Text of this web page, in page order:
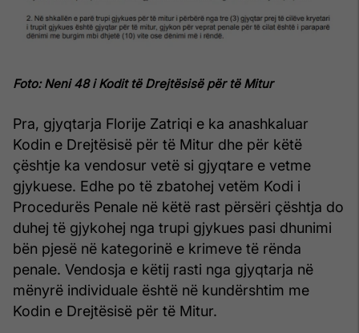
Foto: Neni 48 i Kodit të Drejtësisë për të Mitur
Pra, gjyqtarja Florije Zatriqi e ka anashkaluar
Kodin e Drejtësisë për të Mitur dhe për këtë
çështje ka vendosur vetë si gjyqtare e vetme
gjykuese. Edhe po të zbatohej vetëm Kodi i
Procedurës Penale në këtë rast përsëri çështja do
duhej të gjykohej nga trupi gjykues pasi dhunimi
bën pjesë në kategorinë e krimeve të rënda
penale. Vendosja e këtij rasti nga gjyqtarja në
mënyrë individuale është në kundërshtim me
Kodin e Drejtësisë për të Mitur.